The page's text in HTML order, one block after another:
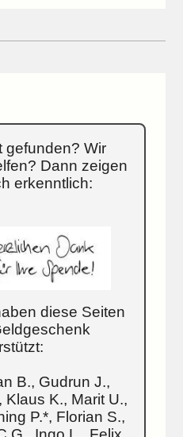
gefunden? Wir
Dann zeigen
erkenntlich:
diese Seiten
B., Gudrun J.,
Klaus K., Marit U.,
P.*, Florian S.,